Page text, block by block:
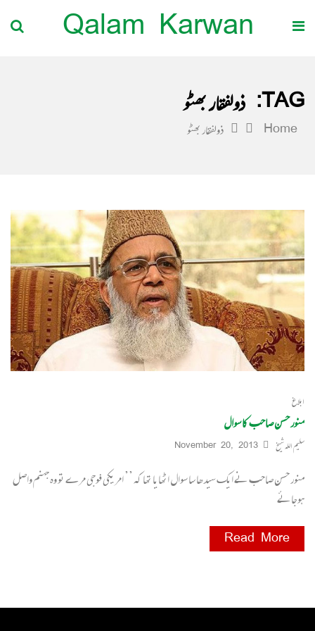
Qalam Karwan
TAG: ذولفقار بھٹو
Home ذولفقار بھٹو
ابلاغ
منور حسن صاحب کا سوال
سلیم اللہ شیخ November 20, 2013
منور حسن صاحب نے ایک سیدھا سا سوال اٹھایا تھا کہ ’’ امریکی فوجی مرے تو وہ جہنم واصل
ہوجائے
Read More